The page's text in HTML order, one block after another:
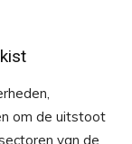
om de uitstoot
van de